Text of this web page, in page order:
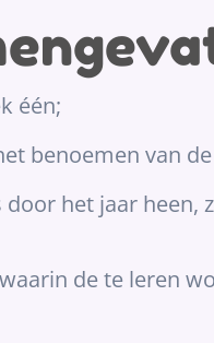
één;
benoemen van
het jaar heen,
de te leren